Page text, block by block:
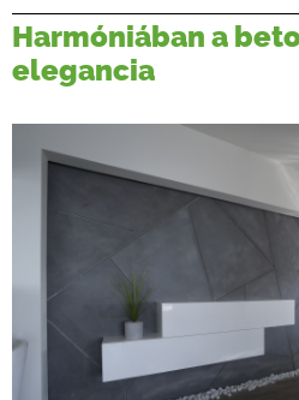
ONLINE
Harmóniában a
elegancia